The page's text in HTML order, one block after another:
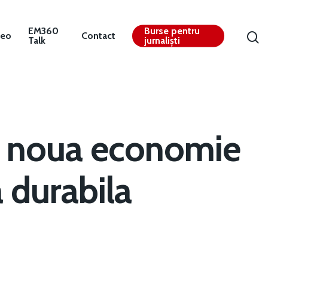
EM360
Talk
Contact
Burse pentru
jurnaliști
noua economie
durabila